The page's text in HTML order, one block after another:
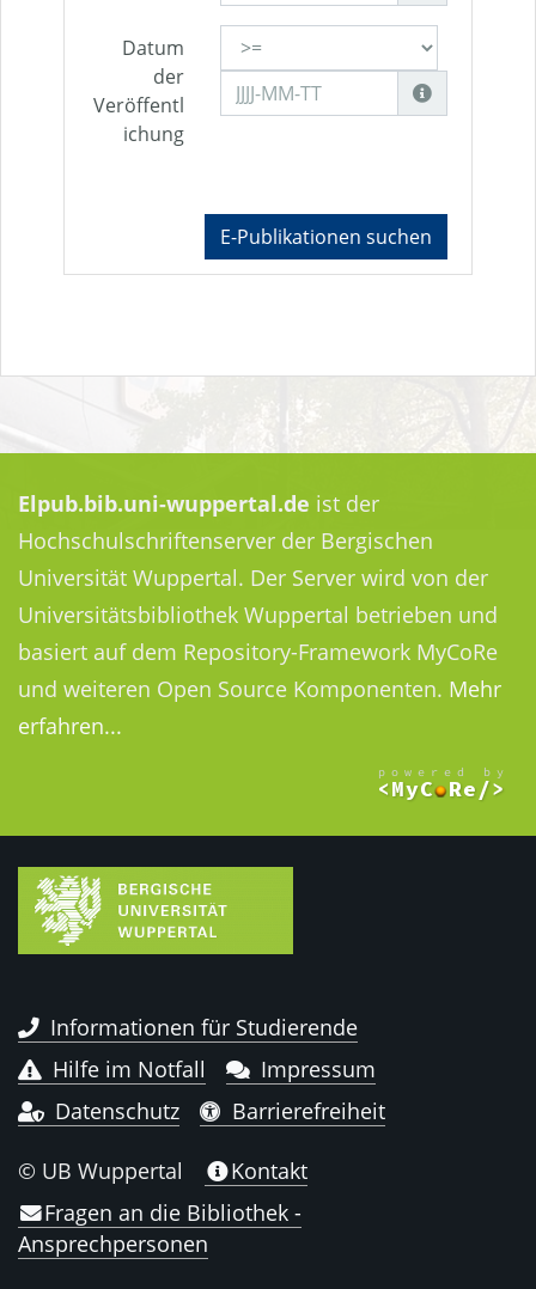
Datum
der
Veröffentl
ichung
E-Publikationen suchen
Elpub.bib.uni-wuppertal.de ist der
Hochschulschriftenserver der Bergischen
Universität Wuppertal. Der Server wird von der
Universitätsbibliothek Wuppertal betrieben und
basiert auf dem Repository-Framework MyCoRe
und weiteren Open Source Komponenten. Mehr
erfahren...
Informationen für Studierende
Hilfe im Notfall
Impressum
Datenschutz
Barrierefreiheit
© UB Wuppertal
Kontakt
Fragen an die Bibliothek -
Ansprechpersonen